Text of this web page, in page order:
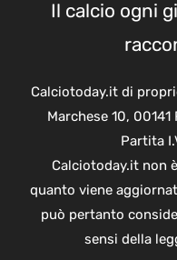
Il calcio ogni
Calciotoday.it di
Marchese 10,
Partita
Calciotoday.it non
quanto viene
può pertanto
sensi della